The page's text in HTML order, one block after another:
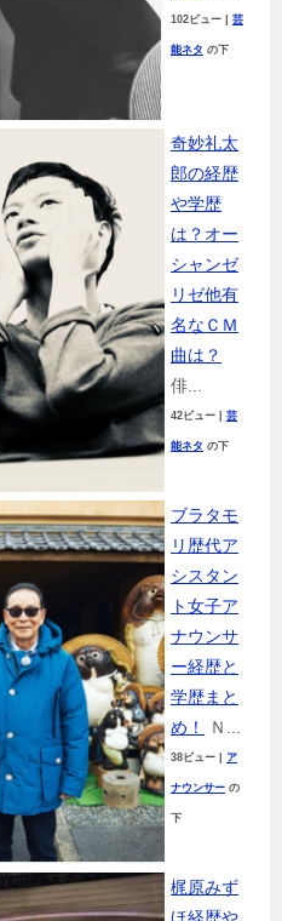
102ビュー 芸
能ネタ の下
奇妙礼太
郎の経歴
や学歴
は？オー
シャンゼ
リゼ他有
名なＣＭ
曲は？
俳...
42ビュー 芸
能ネタ の下
ブラタモ
リ歴代ア
シスタン
ト女子ア
ナウンサ
ー経歴と
学歴まと
め！
Ｎ...
38ビュー ア
ナウンサー の
下
梶原みず